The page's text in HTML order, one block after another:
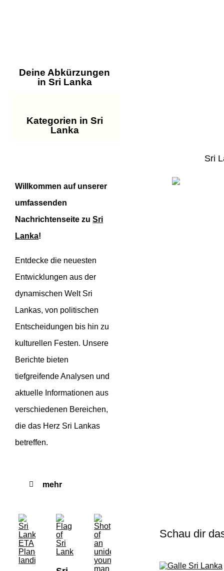
Deine Abkürzungen
in Sri Lanka
Kategorien in Sri
Lanka
Willkommen auf unserer
umfassenden
Nachrichtenseite zu Sri
Lanka!
Entdecke die neuesten
Entwicklungen aus der
dynamischen Welt Sri
Lankas, von politischen
Entscheidungen bis hin zu
kulturellen Festen. Unsere
Berichte bieten
tiefgreifende Analysen und
aktuelle Informationen aus
verschiedenen Bereichen,
die das Herz Sri Lankas
betreffen.
mehr
Sri
Schau dir